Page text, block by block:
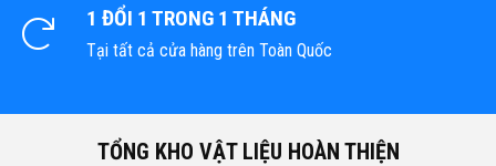
1 ĐỔI 1 TRONG 1 THÁNG
Tại tất cả cửa hàng trên Toàn Quốc
TỔNG KHO VẬT LIỆU HOÀN THIỆN